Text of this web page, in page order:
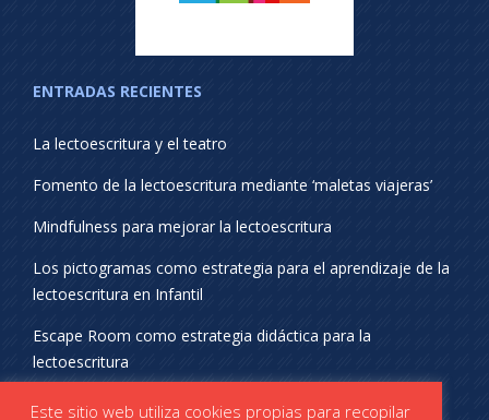
ENTRADAS RECIENTES
La lectoescritura y el teatro
Fomento de la lectoescritura mediante ‘maletas viajeras’
Mindfulness para mejorar la lectoescritura
Los pictogramas como estrategia para el aprendizaje de la
lectoescritura en Infantil
Escape Room como estrategia didáctica para la
lectoescritura
¡SÍGUENOS EN REDES SOCIALES!
Este sitio web utiliza cookies propias para recopilar